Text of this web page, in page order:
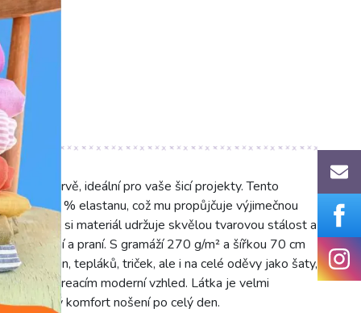
barvě, ideální pro vaše šicí projekty. Tento
a 5 % elastanu, což mu propůjčuje výjimečnou
elastanu si materiál udržuje skvělou tvarovou stálost a
nošení a praní. S gramáží 270 g/m² a šířkou 70 cm
mikin, tepláků, triček, ale i na celé oděvy jako šaty,
dodá kreacím moderní vzhled. Látka je velmi
vysoký komfort nošení po celý den.